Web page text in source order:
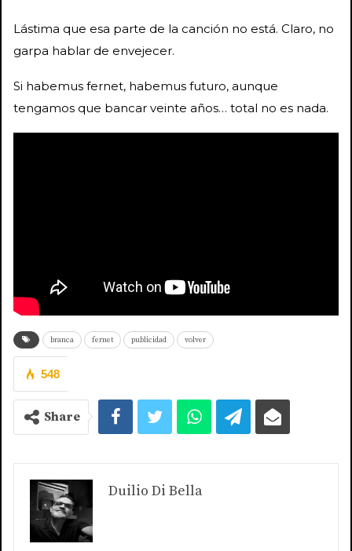
Lástima que esa parte de la canción no está. Claro, no
garpa hablar de envejecer.
Si habemus fernet, habemus futuro, aunque
tengamos que bancar veinte años… total no es nada.
branca fernet publicidad volver
548
Share
Duilio Di Bella